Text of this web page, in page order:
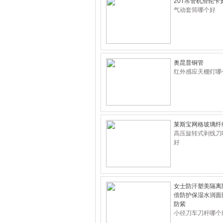
气动套筒哪个好
奥昆普铜管
红外感应天棚灯哪
莱斯宝网格玻璃纤
高压旋转式剥线刀
好
女士防汗塑美隔
倍防护保湿水润面
防紫
小径刀车刀杆哪个